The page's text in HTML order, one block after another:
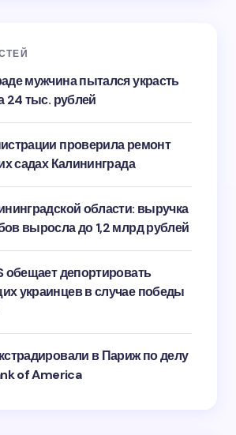
мужчина пытался украсть
24 тыс. рублей
проверила ремонт
садах Калининграда
области: выручка
выросла до 1,2 млрд рублей
обещает депортировать
украинцев в случае победы
в Париж по делу
of America